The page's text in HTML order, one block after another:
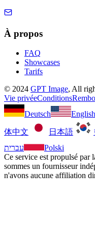
À propos
FAQ
Showcases
Tarifs
© 2024 GPT Image, All
Vie privéeConditions
Deutsch
English
体中文 日本語
עברית
Polski
Ce service est propulsé
sommes un fournisseur
n'avons aucune affiliation